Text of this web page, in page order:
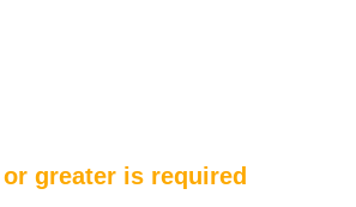
greater is required